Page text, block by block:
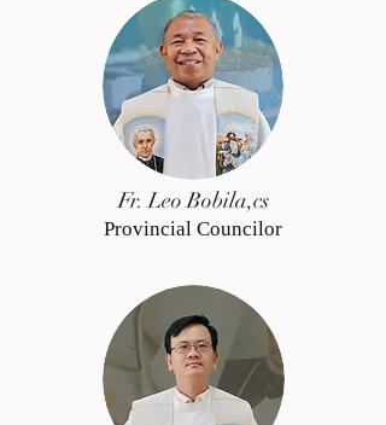
Fr. Leo Bobila,cs
Provincial Councilor